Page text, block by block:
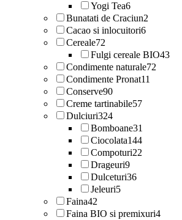
Yogi Tea6
Bunatati de Craciun2
Cacao si inlocuitori6
Cereale72
Fulgi cereale BIO43
Condimente naturale72
Condimente Pronat11
Conserve90
Creme tartinabile57
Dulciuri324
Bomboane31
Ciocolata144
Compoturi22
Drageuri9
Dulceturi36
Jeleuri5
Faina42
Faina BIO si premixuri4